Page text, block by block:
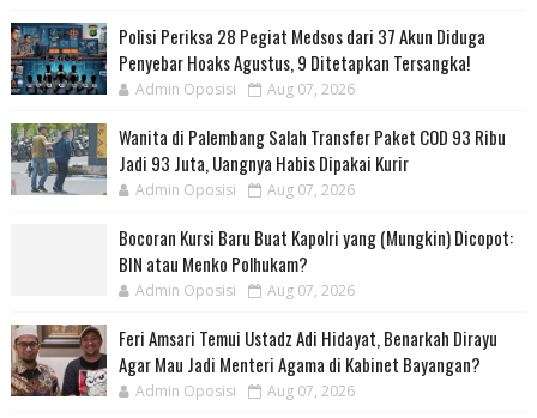
Polisi Periksa 28 Pegiat Medsos dari 37 Akun Diduga
Penyebar Hoaks Agustus, 9 Ditetapkan Tersangka!
Admin Oposisi Aug 07, 2026
Wanita di Palembang Salah Transfer Paket COD 93 Ribu
Jadi 93 Juta, Uangnya Habis Dipakai Kurir
Admin Oposisi Aug 07, 2026
Bocoran Kursi Baru Buat Kapolri yang (Mungkin) Dicopot:
BIN atau Menko Polhukam?
Admin Oposisi Aug 07, 2026
Feri Amsari Temui Ustadz Adi Hidayat, Benarkah Dirayu
Agar Mau Jadi Menteri Agama di Kabinet Bayangan?
Admin Oposisi Aug 07, 2026